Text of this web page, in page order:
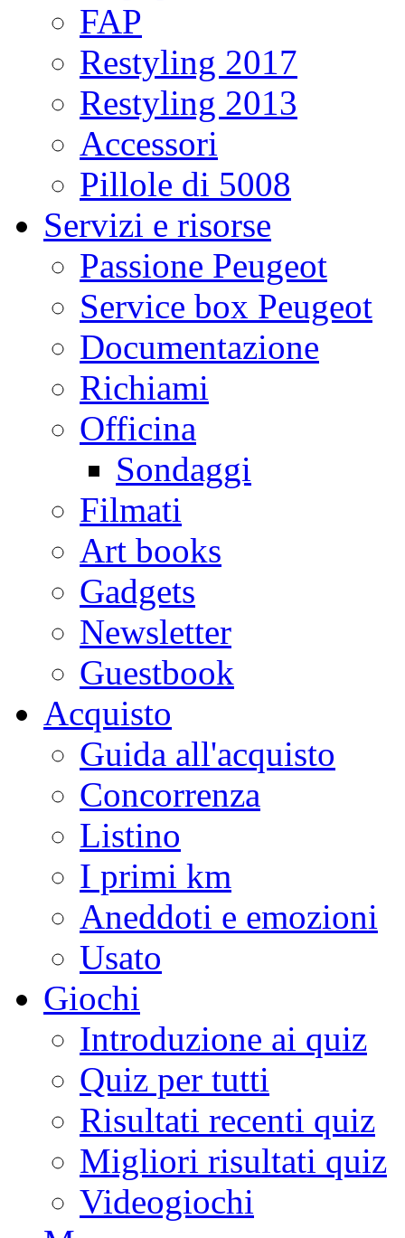
FAP
Restyling 2017
Restyling 2013
Accessori
Pillole di 5008
Servizi e risorse
Passione Peugeot
Service box Peugeot
Documentazione
Richiami
Officina
Sondaggi
Filmati
Art books
Gadgets
Newsletter
Guestbook
Acquisto
Guida all'acquisto
Concorrenza
Listino
I primi km
Aneddoti e emozioni
Usato
Giochi
Introduzione ai quiz
Quiz per tutti
Risultati recenti quiz
Migliori risultati quiz
Videogiochi